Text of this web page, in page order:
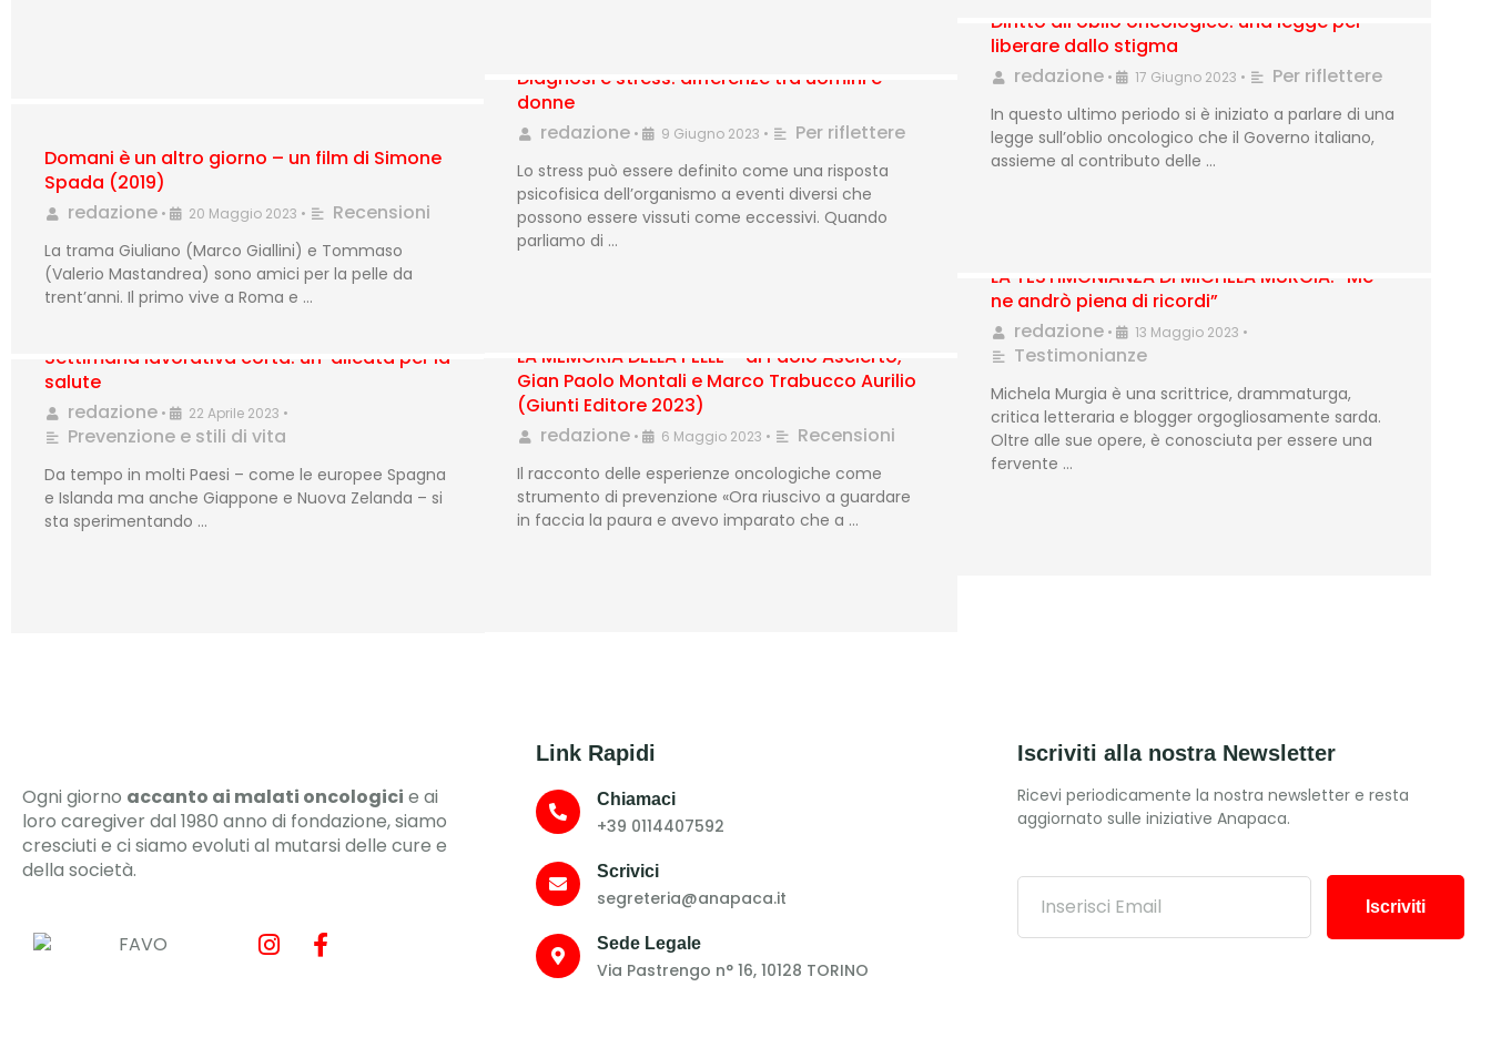
Diritto all’oblio oncologico: una legge per
liberare dallo stigma
redazione • 17 Giugno 2023 • Per riflettere
In questo ultimo periodo si è iniziato a parlare di una
legge sull’oblio oncologico che il Governo italiano,
assieme al contributo delle …
Diagnosi e stress: differenze tra uomini e
donne
redazione • 9 Giugno 2023 • Per riflettere
Lo stress può essere definito come una risposta
psicofisica dell’organismo a eventi diversi che
possono essere vissuti come eccessivi. Quando
parliamo di …
Domani è un altro giorno – un film di Simone
Spada (2019)
redazione • 20 Maggio 2023 • Recensioni
La trama Giuliano (Marco Giallini) e Tommaso
(Valerio Mastandrea) sono amici per la pelle da
trent’anni. Il primo vive a Roma e …
LA TESTIMONIANZA DI MICHELA MURGIA: “Me
ne andrò piena di ricordi”
redazione • 13 Maggio 2023 •
Testimonianze
Michela Murgia è una scrittrice, drammaturga,
critica letteraria e blogger orgogliosamente sarda.
Oltre alle sue opere, è conosciuta per essere una
fervente …
LA MEMORIA DELLA PELLE – di Paolo Ascierto,
Gian Paolo Montali e Marco Trabucco Aurilio
(Giunti Editore 2023)
redazione • 6 Maggio 2023 • Recensioni
Il racconto delle esperienze oncologiche come
strumento di prevenzione «Ora riuscivo a guardare
in faccia la paura e avevo imparato che a …
Settimana lavorativa corta: un’ alleata per la
salute
redazione • 22 Aprile 2023 •
Prevenzione e stili di vita
Da tempo in molti Paesi – come le europee Spagna
e Islanda ma anche Giappone e Nuova Zelanda – si
sta sperimentando …
Ogni giorno accanto ai malati oncologici e ai
loro caregiver dal 1980 anno di fondazione, siamo
cresciuti e ci siamo evoluti al mutarsi delle cure e
della società.
Link Rapidi
Chiamaci
+39 0114407592
Scrivici
segreteria@anapaca.it
Sede Legale
Via Pastrengo n° 16, 10128 TORINO
Iscriviti alla nostra Newsletter
Ricevi periodicamente la nostra newsletter e resta
aggiornato sulle iniziative Anapaca.
Iscriviti